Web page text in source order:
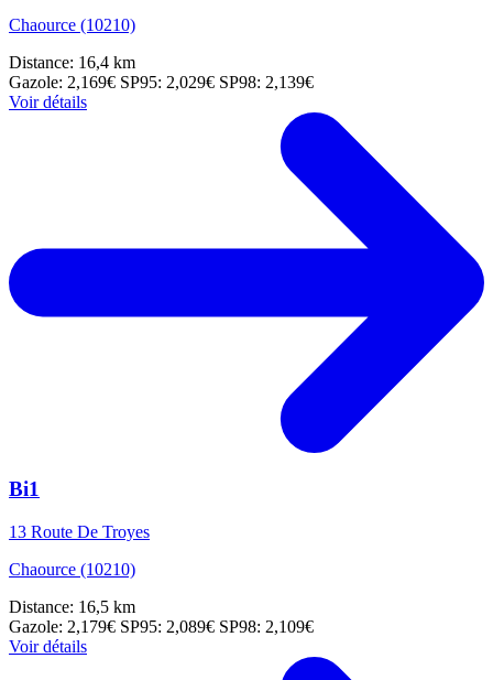
Chaource (10210)
Distance: 16,4 km
Gazole: 2,169€ SP95: 2,029€ SP98: 2,139€
Voir détails
Bi1
13 Route De Troyes
Chaource (10210)
Distance: 16,5 km
Gazole: 2,179€ SP95: 2,089€ SP98: 2,109€
Voir détails